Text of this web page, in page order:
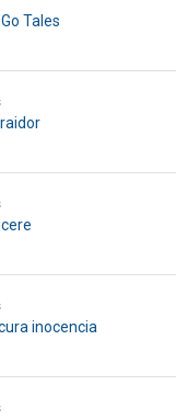
Tales
inocencia